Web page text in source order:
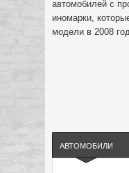
автомобилей с
иномарки,
модели в 2008
АВТОМОБИЛИ